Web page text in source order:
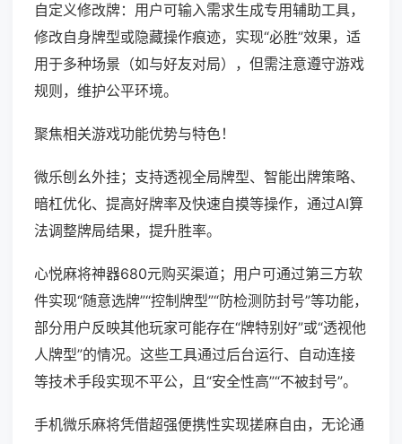
自定义修改牌：用户可输入需求生成专用辅助工具，
修改自身牌型或隐藏操作痕迹，实现“必胜”效果，适
用于多种场景（如与好友对局），但需注意遵守游戏
规则，维护公平环境。
聚焦相关游戏功能优势与特色！
微乐刨幺外挂；支持透视全局牌型、智能出牌策略、
暗杠优化、提高好牌率及快速自摸等操作，通过AI算
法调整牌局结果，提升胜率。
心悦麻将神器680元购买渠道；用户可通过第三方软
件实现“随意选牌”“控制牌型”“防检测防封号”等功能，
部分用户反映其他玩家可能存在“牌特别好”或“透视他
人牌型”的情况。这些工具通过后台运行、自动连接
等技术手段实现不平公，且“安全性高”“不被封号”。
手机微乐麻将凭借超强便携性实现搓麻自由，无论通